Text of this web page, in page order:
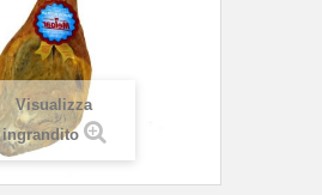
Visualizza
ingrandito